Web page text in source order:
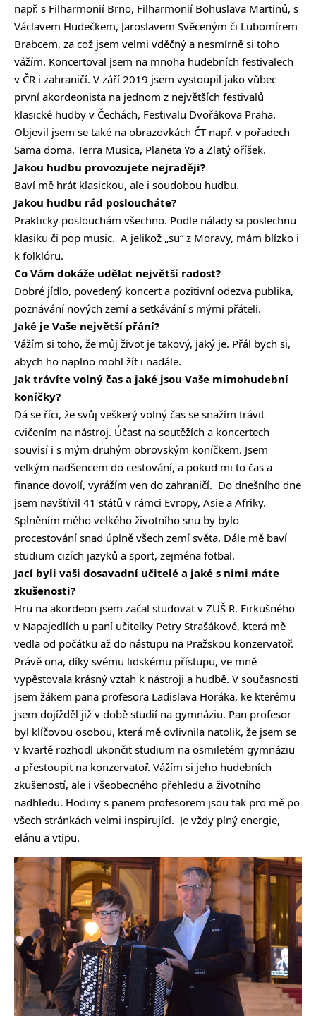
např. s Filharmonií Brno, Filharmonií Bohuslava Martinů, s
Václavem Hudečkem, Jaroslavem Svěceným či Lubomírem
Brabcem, za což jsem velmi vděčný a nesmírně si toho
vážím. Koncertoval jsem na mnoha hudebních festivalech
v ČR i zahraničí. V září 2019 jsem vystoupil jako vůbec
první akordeonista na jednom z největších festivalů
klasické hudby v Čechách, Festivalu Dvořákova Praha.
Objevil jsem se také na obrazovkách ČT např. v pořadech
Sama doma, Terra Musica, Planeta Yo a Zlatý oříšek.
Jakou hudbu provozujete nejraději?
Baví mě hrát klasickou, ale i soudobou hudbu.
Jakou hudbu rád posloucháte?
Prakticky poslouchám všechno. Podle nálady si poslechnu
klasiku či pop music. A jelikož „su“ z Moravy, mám blízko i
k folklóru.
Co Vám dokáže udělat největší radost?
Dobré jídlo, povedený koncert a pozitivní odezva publika,
poznávání nových zemí a setkávání s mými přáteli.
Jaké je Vaše největší přání?
Vážím si toho, že můj život je takový, jaký je. Přál bych si,
abych ho naplno mohl žít i nadále.
Jak trávíte volný čas a jaké jsou Vaše mimohudební
koníčky?
Dá se říci, že svůj veškerý volný čas se snažím trávit
cvičením na nástroj. Účast na soutěžích a koncertech
souvisí i s mým druhým obrovským koníčkem. Jsem
velkým nadšencem do cestování, a pokud mi to čas a
finance dovolí, vyrážím ven do zahraničí. Do dnešního dne
jsem navštívil 41 států v rámci Evropy, Asie a Afriky.
Splněním mého velkého životního snu by bylo
procestování snad úplně všech zemí světa. Dále mě baví
studium cizích jazyků a sport, zejména fotbal.
Jací byli vaši dosavadní učitelé a jaké s nimi máte
zkušenosti?
Hru na akordeon jsem začal studovat v ZUŠ R. Firkušného
v Napajedlích u paní učitelky Petry Strašákové, která mě
vedla od počátku až do nástupu na Pražskou konzervatoř.
Právě ona, díky svému lidskému přístupu, ve mně
vypěstovala krásný vztah k nástroji a hudbě. V současnosti
jsem žákem pana profesora Ladislava Horáka, ke kterému
jsem dojížděl již v době studií na gymnáziu. Pan profesor
byl klíčovou osobou, která mě ovlivnila natolik, že jsem se
v kvartě rozhodl ukončit studium na osmiletém gymnáziu
a přestoupit na konzervatoř. Vážím si jeho hudebních
zkušeností, ale i všeobecného přehledu a životního
nadhledu. Hodiny s panem profesorem jsou tak pro mě po
všech stránkách velmi inspirující. Je vždy plný energie,
elánu a vtipu.